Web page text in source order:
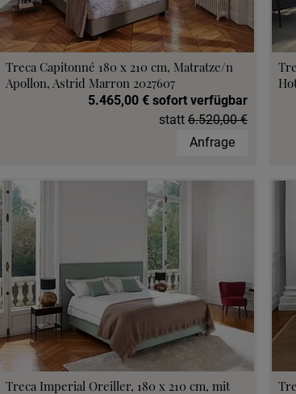
Treca Capitonné 180 x 210 cm, Matratze/n
Apollon, Astrid Marron 2027607
5.465,00 € sofort verfügbar
statt 6.520,00 €
Anfrage
Treca Imperial Oreiller, 180 x 210 cm, mit